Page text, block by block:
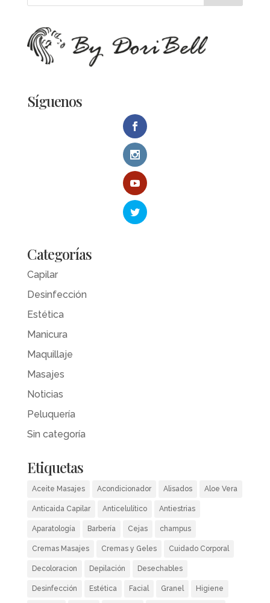
Síguenos
Categorías
Capilar
Desinfección
Estética
Manicura
Maquillaje
Masajes
Noticias
Peluquería
Sin categoría
Etiquetas
Aceite Masajes Acondicionador Alisados Aloe Vera
Anticaida Capilar Anticelulítico Antiestrias
Aparatología Barbería Cejas champus
Cremas Masajes Cremas y Geles Cuidado Corporal
Decoloracion Depilación Desechables
Desinfección Estética Facial Granel Higiene